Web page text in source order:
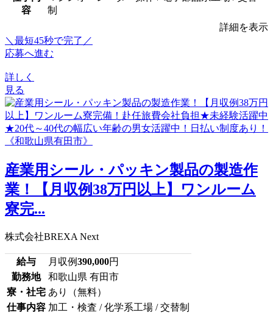
容
制
詳細を表示
＼最短45秒で完了／
応募へ進む
詳しく
見る
産業用シール・パッキン製品の製造作
業！【月収例38万円以上】ワンルーム
寮完...
株式会社BREXA Next
給与 月収例390,000円
勤務地
和歌山県 有田市
寮・社宅 あり（無料）
仕事内容 加工・検査 / 化学系工場 / 交替制